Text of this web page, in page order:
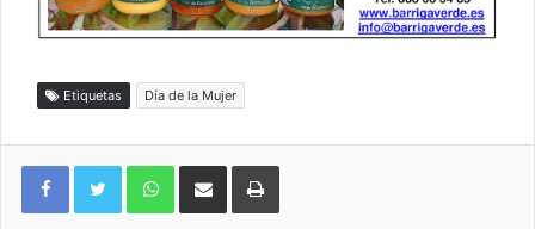
Etiquetas Día de la Mujer
WhatsAppCompartir por correo electrónicoImprimir